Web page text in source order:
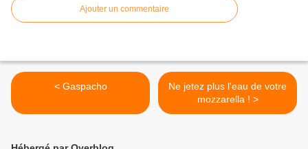
Ajouter un commentaire
< Gaspacho
Ne jetez plus l'eau de votre
mozzarella ! >